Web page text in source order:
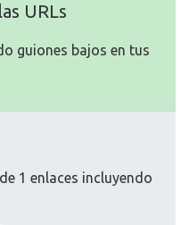
URLs
guiones bajos en tus
1 enlaces incluyendo